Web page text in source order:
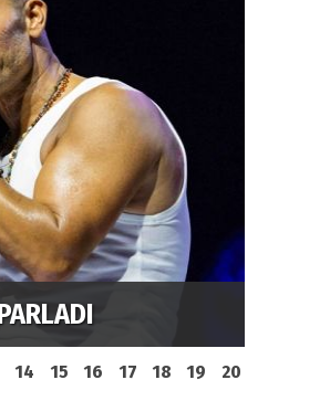
14 15 16 17 18 19 20